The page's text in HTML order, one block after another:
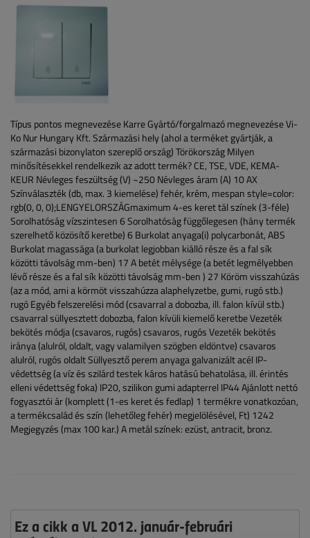
Típus pontos megnevezése KarreGyártó/forgalmazó megnevezéseVi-
Ko Nur Hungary Kft. Származási hely (ahol a terméket gyártják, a
származási bizonylaton szereplő ország) Törökország Milyen
minősítésekkel rendelkezik az adott termék? CE, TSE, VDE, KEMA-
KEUR Névleges feszültség (V) ~250 Névleges áram (A) 10 AX
Színválaszték (db, max. 3 kiemelése) fehér, krém, mespan style=color:
rgb(0, 0, 0);LENGYELORSZÁGmaximum 4-es keret tál színek (3-féle)
Sorolhatóság vízszintesen 6 Sorolhatóság függőlegesen (hány termék
szerelhető közösítő keretbe) 6 Burkolat anyaga(i) polycarbonát, ABS
Burkolat magassága (a burkolat legjobban kiálló része és a fal sík
közötti távolság mm-ben) 17 A betét mélysége (a betét legmélyebben
lévő része és a fal sík közötti távolság mm-ben ) 27 Köröm visszahúzás
(az a mód, ami a körmöt visszahúzza alaphelyzetbe, gumi, rugó stb.)
rugó Egyéb felszerelési mód (csavarral a dobozba, ill. falon kívül stb.)
csavarral süllyesztett dobozba, falon kívüli kiemelő keretbeVezeték
bekötés módja (csavaros, rugós) csavaros, rugós Vezeték bekötés
iránya (alulról, oldalt, vagy valamilyen szögben eldöntve) csavaros
alulról, rugós oldaltSüllyesztő perem anyagagalvanizált acél IP-
védettség (a víz és szilárd testek káros hatású behatolása, ill. érintés
elleni védettség foka) IP20, szilikon gumi adapterrel IP44Ajánlott nettó
fogyasztói ár (komplett (1-es keret és fedlap) 1 termékre vonatkozóan,
a termékcsalád és szín (lehetőleg fehér) megjelölésével, Ft) 1242
Megjegyzés (max 100 kar.) A metál színek: ezüst, antracit, bronz.
Ez a cikk a VL 2012. január-februári